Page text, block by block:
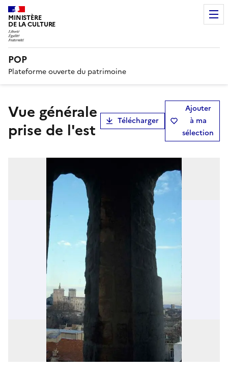
MINISTÈRE
DE LA CULTURE
POP
Plateforme ouverte du patrimoine
Vue générale
prise de l'est
Télécharger
Ajouter
à ma
sélection